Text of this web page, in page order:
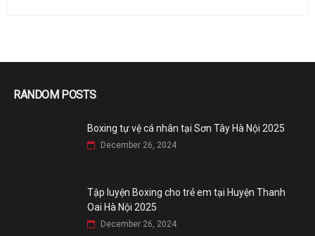
RANDOM POSTS
Boxing tự vệ cá nhân tại Sơn Tây Hà Nội 2025
December 26, 2024
Tập luyện Boxing cho trẻ em tại Huyện Thanh
Oai Hà Nội 2025
December 26, 2024